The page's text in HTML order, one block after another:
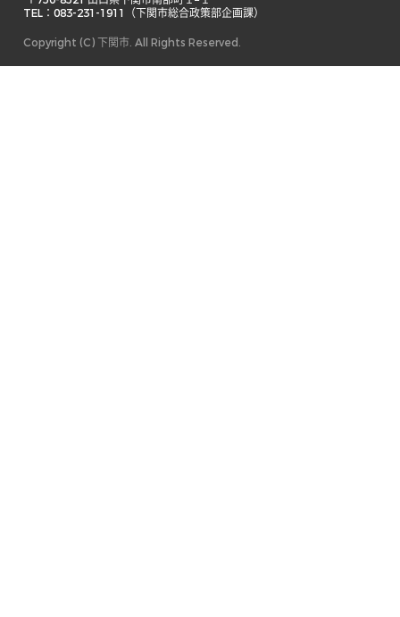
TEL：083-231-1911（下関市総合政策部企画課）
Copyright (C) 下関市. All Rights Reserved.